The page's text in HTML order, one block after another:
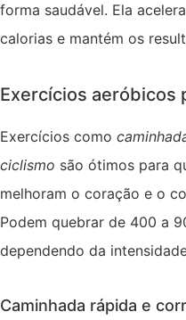
forma saudável. Ela
calorias e mantém os
Exercícios aeróbicos
Exercícios como
ciclismo são ótimos para
melhoram o coração e o
Podem quebrar de 400 a
dependendo da
Caminhada rápida e